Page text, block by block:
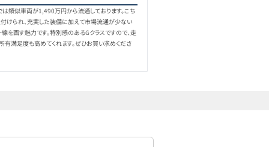
は類似車両が1,490万円から流通しております。こち
けられ、充実した装備に加えて市場流通が少ない
を画す魅力です。特別感のあるGクラスですので、走
有満足度も高めてくれます。ぜひお買い求めくださ